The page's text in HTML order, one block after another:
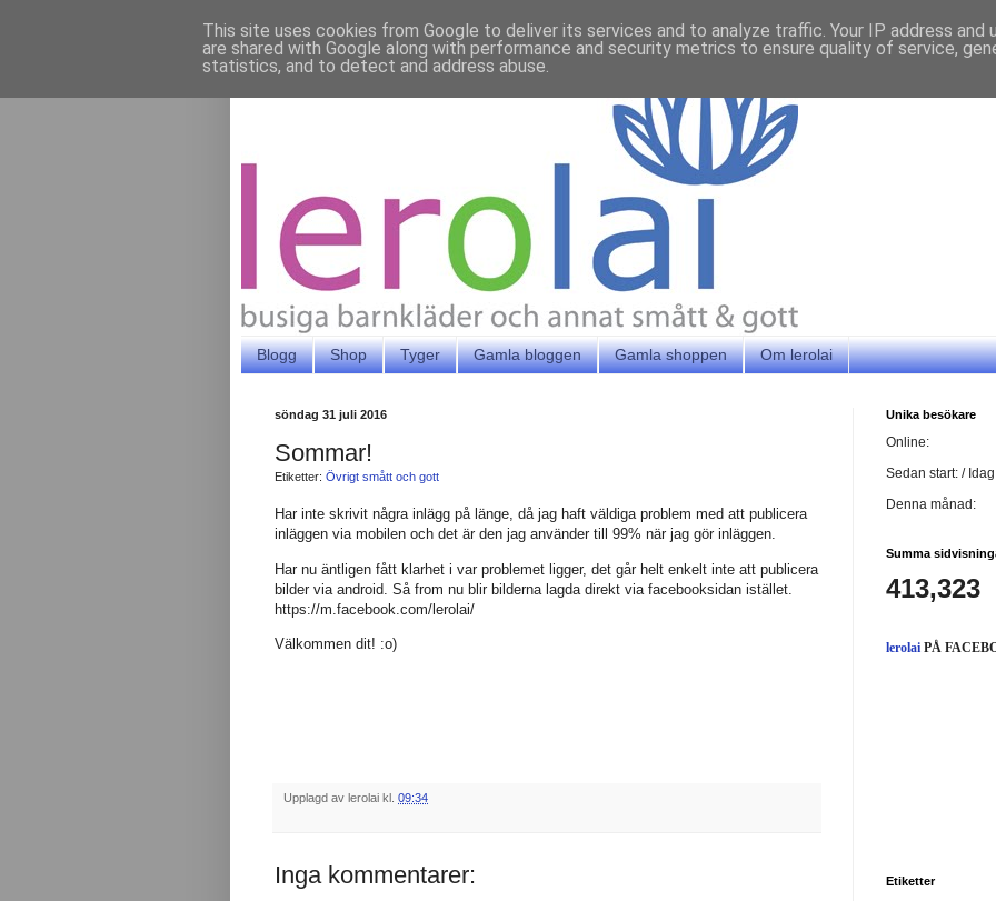
Blogg Shop Tyger Gamla bloggen Gamla shoppen Om lerolai
söndag 31 juli 2016
Sommar!
Etiketter: Övrigt smått och gott
Har inte skrivit några inlägg på länge, då jag haft väldiga problem med att publicera
inläggen via mobilen och det är den jag använder till 99% när jag gör inläggen.
Har nu äntligen fått klarhet i var problemet ligger, det går helt enkelt inte att publicera
bilder via android. Så from nu blir bilderna lagda direkt via facebooksidan istället.
https://m.facebook.com/lerolai/
Välkommen dit! :o)
Upplagd av lerolai kl. 09:34
Inga kommentarer:
Unika besökare
Online:
Sedan start: /
Denna månad:
Summa
413,323
lerolai PÅ
Etiketter
This site uses cookies from Google to deliver its services and to analyze traffic. Your IP address and
are shared with Google along with performance and security metrics to ensure quality of service,
statistics, and to detect and address abuse.